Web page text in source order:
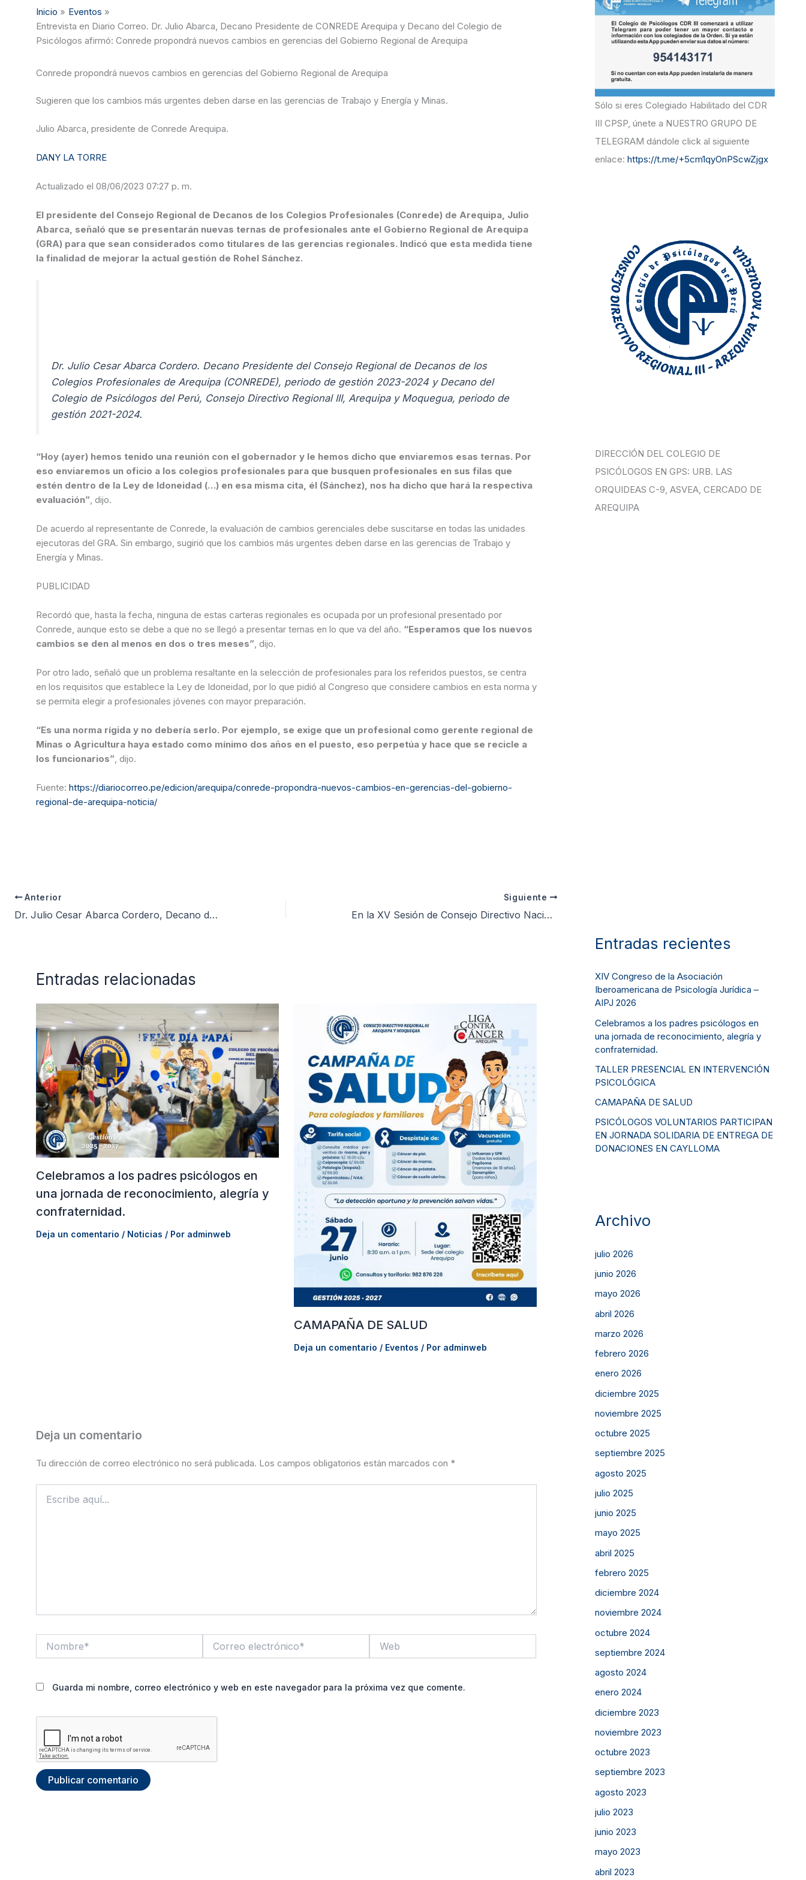
Inicio
Eventos
Entrevista en Diario Correo. Dr. Julio Abarca, Decano Presidente de CONREDE Arequipa y Decano del Colegio de
Psicólogos afirmó: Conrede propondrá nuevos cambios en gerencias del Gobierno Regional de Arequipa
Conrede propondrá nuevos cambios en gerencias del Gobierno Regional de Arequipa
Sugieren que los cambios más urgentes deben darse en las gerencias de Trabajo y Energía y Minas.
Julio Abarca, presidente de Conrede Arequipa.
DANY LA TORRE
Actualizado el 08/06/2023 07:27 p. m.
El presidente del Consejo Regional de Decanos de los Colegios Profesionales (Conrede) de Arequipa, Julio
Abarca, señaló que se presentarán nuevas ternas de profesionales ante el Gobierno Regional de Arequipa
(GRA) para que sean considerados como titulares de las gerencias regionales. Indicó que esta medida tiene
la finalidad de mejorar la actual gestión de Rohel Sánchez.
Dr. Julio Cesar Abarca Cordero. Decano Presidente del Consejo Regional de Decanos de los
Colegios Profesionales de Arequipa (CONREDE), periodo de gestión 2023-2024 y Decano del
Colegio de Psicólogos del Perú, Consejo Directivo Regional III, Arequipa y Moquegua, periodo de
gestión 2021-2024.
“Hoy (ayer) hemos tenido una reunión con el gobernador y le hemos dicho que enviaremos esas ternas. Por
eso enviaremos un oficio a los colegios profesionales para que busquen profesionales en sus filas que
estén dentro de la Ley de Idoneidad (…) en esa misma cita, él (Sánchez), nos ha dicho que hará la respectiva
evaluación”, dijo.
De acuerdo al representante de Conrede, la evaluación de cambios gerenciales debe suscitarse en todas las unidades
ejecutoras del GRA. Sin embargo, sugirió que los cambios más urgentes deben darse en las gerencias de Trabajo y
Energía y Minas.
PUBLICIDAD
Recordó que, hasta la fecha, ninguna de estas carteras regionales es ocupada por un profesional presentado por
Conrede, aunque esto se debe a que no se llegó a presentar ternas en lo que va del año. “Esperamos que los nuevos
cambios se den al menos en dos o tres meses”, dijo.
Por otro lado, señaló que un problema resaltante en la selección de profesionales para los referidos puestos, se centra
en los requisitos que establece la Ley de Idoneidad, por lo que pidió al Congreso que considere cambios en esta norma y
se permita elegir a profesionales jóvenes con mayor preparación.
“Es una norma rígida y no debería serlo. Por ejemplo, se exige que un profesional como gerente regional de
Minas o Agricultura haya estado como mínimo dos años en el puesto, eso perpetúa y hace que se recicle a
los funcionarios”, dijo.
Fuente: https://diariocorreo.pe/edicion/arequipa/conrede-propondra-nuevos-cambios-en-gerencias-del-gobierno-
regional-de-arequipa-noticia/
Anterior
Dr. Julio Cesar Abarca Cordero, Decano del CDR III, es uno de los 19 Consejos Directivos Regionales reconocidos oficialmente por el Colegio de Psicólogos del Perú CDN a la fecha
Siguiente
En la XV Sesión de Consejo Directivo Nacional Ampliado, participó el Dr. Ps. Julio Abarca, Decano del CDR III CPSP
Entradas relacionadas
Celebramos a los padres psicólogos en
una jornada de reconocimiento, alegría y
confraternidad.
Deja un comentario / Noticias / Por adminweb
CAMAPAÑA DE SALUD
Deja un comentario / Eventos / Por adminweb
Deja un comentario
Tu dirección de correo electrónico no será publicada. Los campos obligatorios están marcados con *
aquí...
electrónico*
Guarda mi nombre, correo electrónico y web en este navegador para la próxima vez que comente.
r
:
Sólo si eres Colegiado Habilitado del CDR
III CPSP, únete a NUESTRO GRUPO DE
TELEGRAM dándole click al siguiente
enlace: https://t.me/+5cm1qyOnPScwZjgx
DIRECCIÓN DEL COLEGIO DE
PSICÓLOGOS EN GPS: URB. LAS
ORQUIDEAS C-9, ASVEA, CERCADO DE
AREQUIPA
Entradas recientes
XIV Congreso de la Asociación
Iberoamericana de Psicología Jurídica –
AIPJ 2026
Celebramos a los padres psicólogos en
una jornada de reconocimiento, alegría y
confraternidad.
TALLER PRESENCIAL EN INTERVENCIÓN
PSICOLÓGICA
CAMAPAÑA DE SALUD
PSICÓLOGOS VOLUNTARIOS PARTICIPAN
EN JORNADA SOLIDARIA DE ENTREGA DE
DONACIONES EN CAYLLOMA
Archivo
julio 2026
junio 2026
mayo 2026
abril 2026
marzo 2026
febrero 2026
enero 2026
diciembre 2025
noviembre 2025
octubre 2025
septiembre 2025
agosto 2025
julio 2025
junio 2025
mayo 2025
abril 2025
febrero 2025
diciembre 2024
noviembre 2024
octubre 2024
septiembre 2024
agosto 2024
enero 2024
diciembre 2023
noviembre 2023
octubre 2023
septiembre 2023
agosto 2023
julio 2023
junio 2023
mayo 2023
abril 2023